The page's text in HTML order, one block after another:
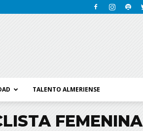
TALENTO ALMERIENSE
FEMENINA